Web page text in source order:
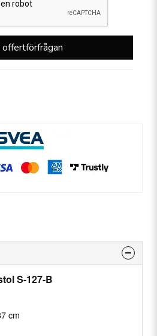
offertförfrågan
S-127-B
cm